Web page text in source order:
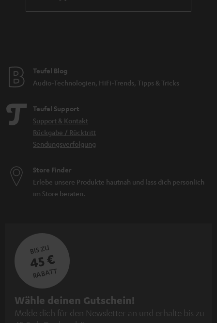
Teufel Blog
Audio-Technologien, HiFi-Trends, Tipps & Tricks
Teufel Support
Support & Kontakt
Rückgabe / Rücktritt
Sendungsverfolgung
Store Finder
Erlebe unsere Produkte hautnah und lass dich persönlich
im Store beraten.
BIS ZU
45 €
RABATT
N
e
Wähle deinen Gutschein!
Melde dich für den Newsletter an und erhalte bis zu